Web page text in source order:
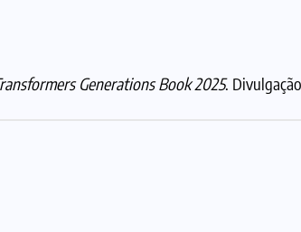
Generations Book 2025.